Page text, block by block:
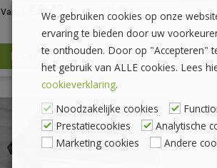
9.43
BEKIJKEN
We gebruiken cookies op onze
ervaring te bieden door uw
te onthouden. Door op "Accepteren"
het gebruik van ALLE cookies. Lees
cookieverklaring.
Noodzakelijke cookies
Prestatiecookies
Analytische
Marketing cookies
Andere